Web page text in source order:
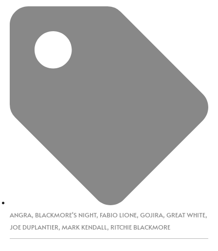
ANGRA, BLACKMORE'S NIGHT, FABIO LIONE, GOJIRA, GREAT WHITE,
JOE DUPLANTIER, MARK KENDALL, RITCHIE BLACKMORE